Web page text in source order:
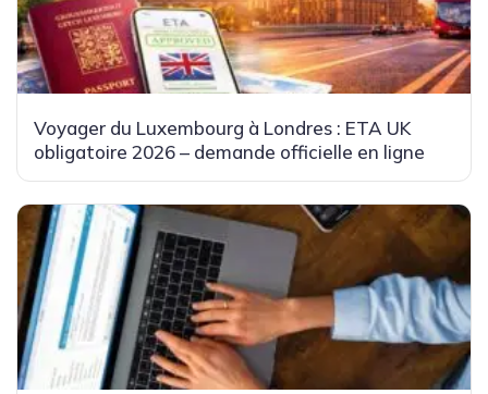
Voyager du Luxembourg à Londres : ETA UK
obligatoire 2026 – demande officielle en ligne